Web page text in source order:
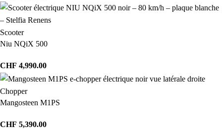
Scooter
Niu NQiX 500
CHF 4,990.00
Chopper
Mangosteen M1PS
CHF 5,390.00